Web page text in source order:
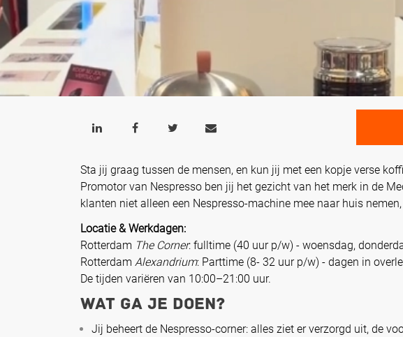
Sta jij graag tussen de mensen, en kun jij met een kopje verse
Promotor van Nespresso ben jij het gezicht van het merk in de
klanten niet alleen een Nespresso-machine mee naar huis
Locatie & Werkdagen:
Rotterdam The Corner: fulltime (40 uur p/w) - woensdag,
Rotterdam Alexandrium: Parttime (8- 32 uur p/w) - dagen in
De tijden variëren van 10:00–21:00 uur.
Wat ga je doen?
Jij beheert de Nespresso-corner: alles ziet er verzorgd uit, de